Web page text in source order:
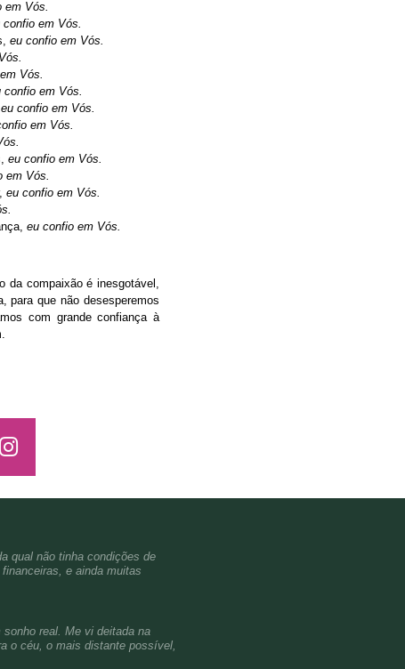
em Vós.
confio em Vós.
eu confio em Vós.
Vós.
confio em Vós.
eu confio em Vós.
em Vós.
eu confio em Vós.
em Vós.
eu confio em Vós.
eu confio em Vós.
da compaixão é inesgotável,
para que não desesperemos
com grande confiança à
qual não tinha condições de
e ainda muitas
real. Me vi deitada na
o céu, o mais distante possível,